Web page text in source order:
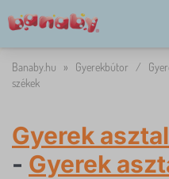
Banaby.hu » Gyerekbútor /
székek
Gyerek
- Gyerek